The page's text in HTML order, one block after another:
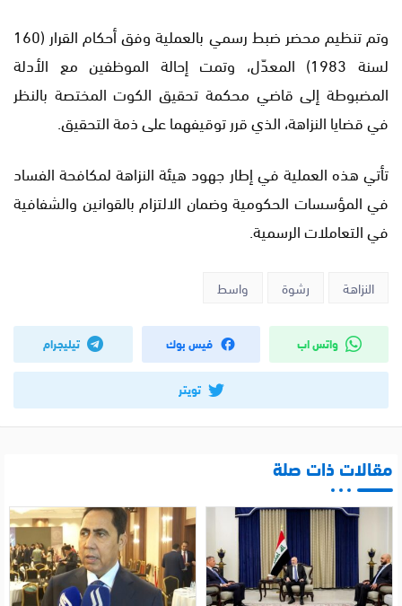
وتم تنظيم محضر ضبط رسمي بالعملية وفق أحكام القرار (160
لسنة 1983) المعدّل، وتمت إحالة الموظفين مع الأدلة
المضبوطة إلى قاضي محكمة تحقيق الكوت المختصة بالنظر
في قضايا النزاهة، الذي قرر توقيفهما على ذمة التحقيق.
تأتي هذه العملية في إطار جهود هيئة النزاهة لمكافحة الفساد
في المؤسسات الحكومية وضمان الالتزام بالقوانين والشفافية
في التعاملات الرسمية.
النزاهة رشوة واسط
واتس اب فيس بوك تيليجرام
تويتر
مقالات ذات صلة